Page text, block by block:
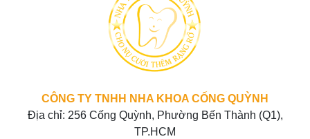
CÔNG TY TNHH NHA KHOA CỐNG QUỲNH
Địa chỉ: 256 Cống Quỳnh, Phường Bến Thành (Q1),
TP.HCM